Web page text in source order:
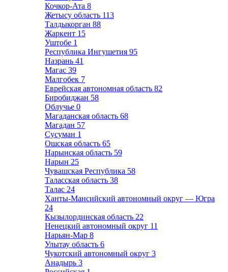
Кочкор-Ата 8
Жетысу область 113
Талдыкорган 88
Жаркент 15
Уштобе 1
Республика Ингушетия 95
Назрань 41
Магас 39
Малгобек 7
Еврейская автономная область 82
Биробиджан 58
Облучье 0
Магаданская область 68
Магадан 57
Сусуман 1
Ошская область 65
Нарынская область 59
Нарын 25
Чувашская Республика 58
Таласская область 38
Талас 24
Ханты-Мансийский автономный округ — Югра
24
Кызылординская область 22
Ненецкий автономный округ 11
Нарьян-Мар 8
Улытау область 6
Чукотский автономный округ 3
Анадырь 3